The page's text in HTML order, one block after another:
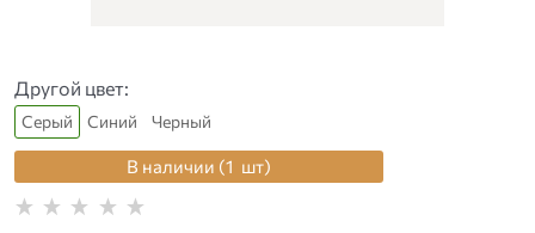
Другой цвет:
Серый Синий Черный
В наличии (1 шт)